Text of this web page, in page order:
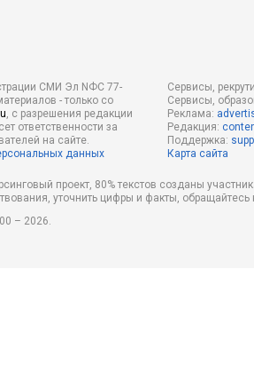
СМИ Эл NФС 77-
- только со
, с разрешения редакции
ответственности за
на сайте.
данных
Сервисы,
Сервисы,
Реклама:
Редакция:
Поддержка:
Карта сайта
проект, 80% текстов созданы
уточнить цифры и факты,
– 2026.